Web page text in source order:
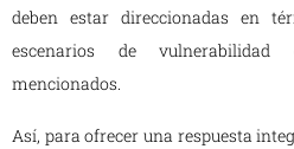
deben estar direccionadas en
escenarios de
mencionados.
Así, para ofrecer una respuesta